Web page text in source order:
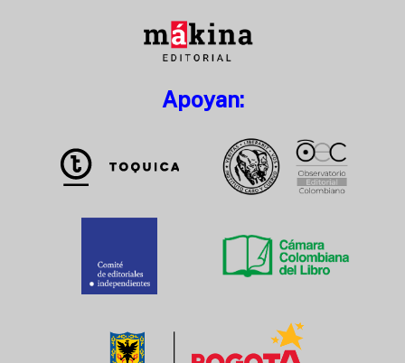
Apoyan: